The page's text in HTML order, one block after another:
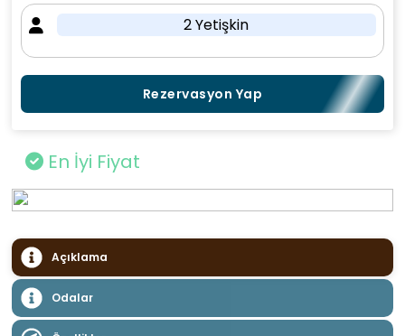
2 Yetişkin
Rezervasyon Yap
En İyi Fiyat
Açıklama
Odalar